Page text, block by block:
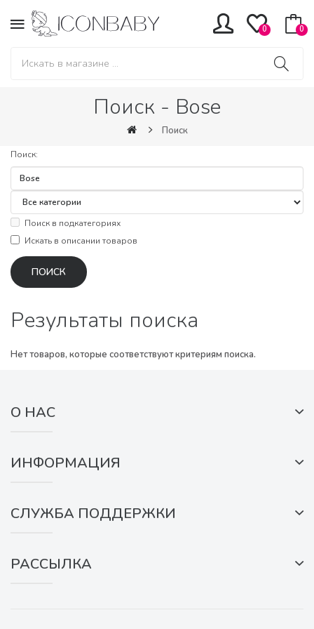
0 0
Поиск - Bose
Поиск
Поиск:
Поиск в подкатегориях
Искать в описании товаров
Результаты поиска
Нет товаров, которые соответствуют критериям поиска.
О НАС
ИНФОРМАЦИЯ
СЛУЖБА ПОДДЕРЖКИ
РАССЫЛКА